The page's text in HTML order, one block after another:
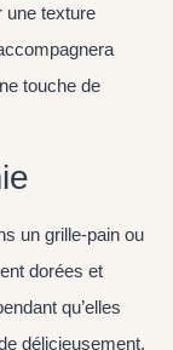
une texture
touche de
un grille-pain ou
dorées et
qu’elles
délicieusement.